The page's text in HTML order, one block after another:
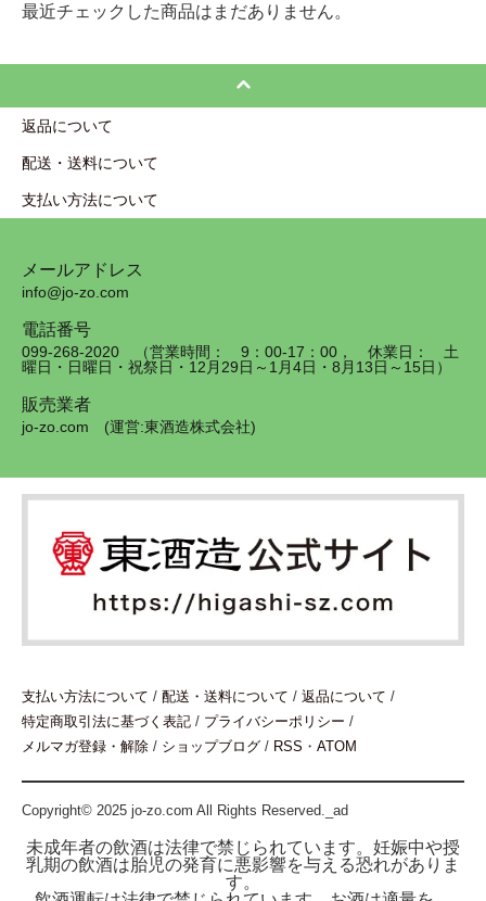
最近チェックした商品はまだありません。
返品について
配送・送料について
支払い方法について
メールアドレス
info@jo-zo.com
電話番号
099-268-2020 （営業時間： 9：00-17：00， 休業日： 土
曜日・日曜日・祝祭日・12月29日～1月4日・8月13日～15日）
販売業者
jo-zo.com (運営:東酒造株式会社)
支払い方法について / 配送・送料について / 返品について /
特定商取引法に基づく表記 / プライバシーポリシー /
メルマガ登録・解除 / ショップブログ / RSS ・ ATOM
Copyright© 2025 jo-zo.com All Rights Reserved._ad
未成年者の飲酒は法律で禁じられています。妊娠中や授
乳期の飲酒は胎児の発育に悪影響を与える恐れがありま
す。